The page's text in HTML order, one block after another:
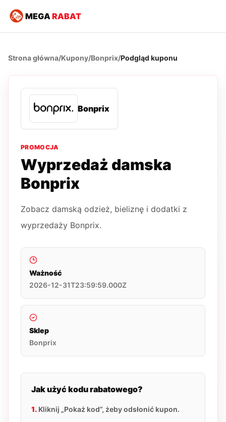
MEGARABAT
Strona główna/Kupony/Bonprix/Podgląd kuponu
Bonprix
PROMOCJA
Wyprzedaż damska
Bonprix
Zobacz damską odzież, bieliznę i dodatki z
wyprzedaży Bonprix.
Ważność
2026-12-31T23:59:59.000Z
Sklep
Bonprix
Jak użyć kodu rabatowego?
1. Kliknij „Pokaż kod”, żeby odsłonić kupon.